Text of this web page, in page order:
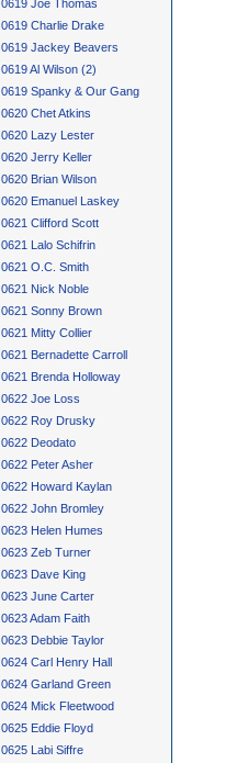
0619 Joe Thomas
0619 Charlie Drake
0619 Jackey Beavers
0619 Al Wilson (2)
0619 Spanky & Our Gang
0620 Chet Atkins
0620 Lazy Lester
0620 Jerry Keller
0620 Brian Wilson
0620 Emanuel Laskey
0621 Clifford Scott
0621 Lalo Schifrin
0621 O.C. Smith
0621 Nick Noble
0621 Sonny Brown
0621 Mitty Collier
0621 Bernadette Carroll
0621 Brenda Holloway
0622 Joe Loss
0622 Roy Drusky
0622 Deodato
0622 Peter Asher
0622 Howard Kaylan
0622 John Bromley
0623 Helen Humes
0623 Zeb Turner
0623 Dave King
0623 June Carter
0623 Adam Faith
0623 Debbie Taylor
0624 Carl Henry Hall
0624 Garland Green
0624 Mick Fleetwood
0625 Eddie Floyd
0625 Labi Siffre